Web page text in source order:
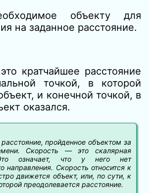
объекту для
на заданное расстояние.
кратчайшее расстояние
точкой, в которой
и конечной точкой, в
оказался.
пройденное объектом за
Скорость — это скалярная
означает, что у него нет
направления. Скорость относится к
движется объект, или, по сути, к
преодолевается расстояние.